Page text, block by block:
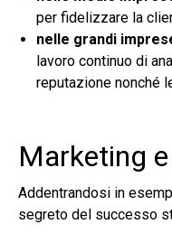
per fidelizzare la
nelle grandi
lavoro continuo di
reputazione nonché
Marketing
Addentrandosi in
segreto del successo